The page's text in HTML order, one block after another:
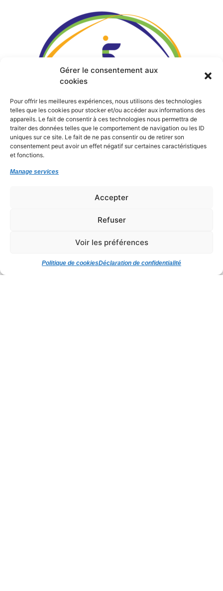
Gérer le consentement aux
cookies
Pour offrir les meilleures expériences, nous utilisons des technologies
telles que les cookies pour stocker et/ou accéder aux informations des
appareils. Le fait de consentir à ces technologies nous permettra de
traiter des données telles que le comportement de navigation ou les ID
uniques sur ce site. Le fait de ne pas consentir ou de retirer son
consentement peut avoir un effet négatif sur certaines caractéristiques
et fonctions.
Manage services
Accepter
Refuser
Voir les préférences
Politique de cookiesDéclaration de confidentialité
Siège Rue de Roz ar Pont
DÉCLARATION DE CONFIDENTIALITÉ